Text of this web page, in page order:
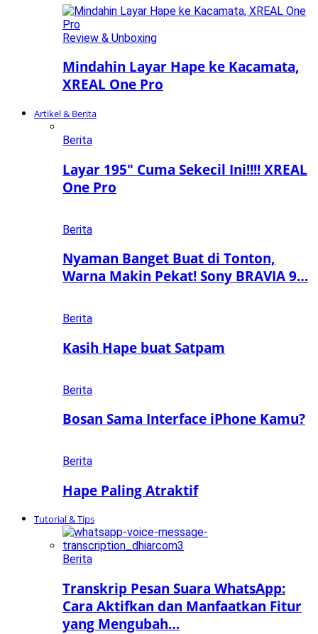
Review & Unboxing
Mindahin Layar Hape ke Kacamata,
XREAL One Pro
Artikel & Berita
Berita
Layar 195″ Cuma Sekecil Ini!!!! XREAL
One Pro
Berita
Nyaman Banget Buat di Tonton,
Warna Makin Pekat! Sony BRAVIA 9…
Berita
Kasih Hape buat Satpam
Berita
Bosan Sama Interface iPhone Kamu?
Berita
Hape Paling Atraktif
Tutorial & Tips
Berita
Transkrip Pesan Suara WhatsApp:
Cara Aktifkan dan Manfaatkan Fitur
yang Mengubah…